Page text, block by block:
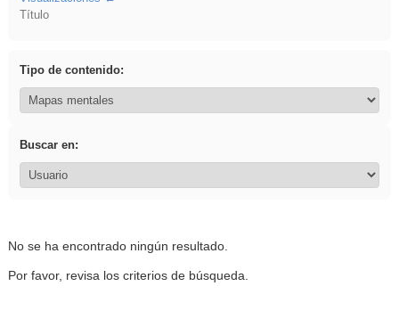
Título
Tipo de contenido:
Buscar en:
No se ha encontrado ningún resultado.
Por favor, revisa los criterios de búsqueda.